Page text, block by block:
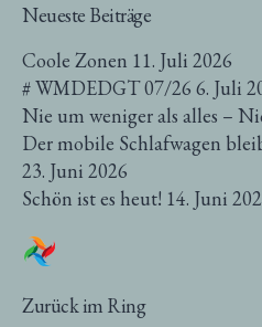
Neueste Beiträge
Coole Zonen 11. Juli 2026
# WMDEDGT 07/26 6. Juli
Nie um weniger als alles –
Der mobile Schlafwagen
23. Juni 2026
Schön ist es heut! 14. Juni
Zurück im Ring